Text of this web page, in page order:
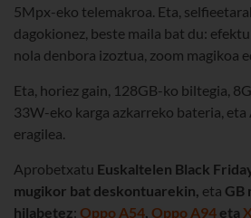
5Mpx-eko telemakroa. Eta,
dagokionez, beste maila bat du:
nola denbora izoztua, zoom magikoa
Eta, horiez gain, 128GB-ko biltegia,
33W-eko karga azkarreko bateria,
eragilea.
Aprobetxatu Euskaltelen Black
mugikor bat deskontuarekin, eta GB
hilabetez: Oppo A54, Oppo A94 eta